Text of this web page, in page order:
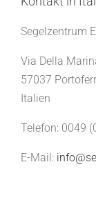
Segelzentrum
Via Della
57037
Italien
Telefon: 0049
E-Mail: